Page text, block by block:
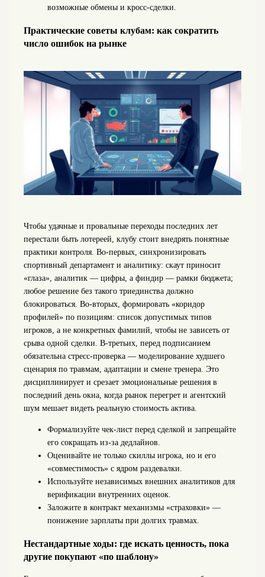
возможные обмены и кросс-сделки.
Практические советы клубам: как сократить
число ошибок на рынке
Чтобы удачные и провальные переходы последних лет
перестали быть лотереей, клубу стоит внедрять понятные
практики контроля. Во‑первых, синхронизировать
спортивный департамент и аналитику: скаут приносит
«глаза», аналитик — цифры, а финдир — рамки бюджета;
любое решение без такого триединства должно
блокироваться. Во‑вторых, формировать «коридор
профилей» по позициям: список допустимых типов
игроков, а не конкретных фамилий, чтобы не зависеть от
срыва одной сделки. В‑третьих, перед подписанием
обязательна стресс-проверка — моделирование худшего
сценария по травмам, адаптации и смене тренера. Это
дисциплинирует и срезает эмоциональные решения в
последний день окна, когда рынок перегрет и агентский
шум мешает видеть реальную стоимость актива.
Формализуйте чек-лист перед сделкой и запрещайте
его сокращать из-за дедлайнов.
Оценивайте не только скиллы игрока, но и его
«совместимость» с ядром раздевалки.
Используйте независимых внешних аналитиков для
верификации внутренних оценок.
Заложите в контракт механизмы «страховки» —
понижение зарплаты при долгих травмах.
Нестандартные ходы: где искать ценность, пока
другие покупают «по шаблону»